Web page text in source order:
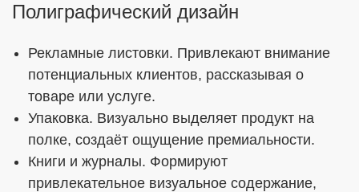
Полиграфический дизайн
Рекламные листовки. Привлекают внимание
потенциальных клиентов, рассказывая о
товаре или услуге.
Упаковка. Визуально выделяет продукт на
полке, создаёт ощущение премиальности.
Книги и журналы. Формируют
привлекательное визуальное содержание,